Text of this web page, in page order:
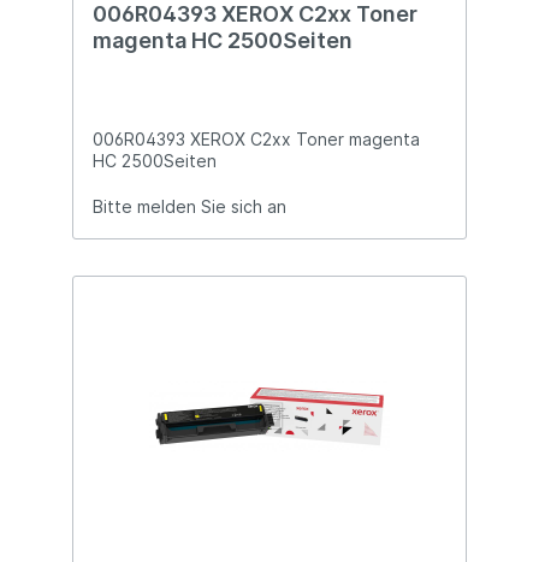
006R04393 XEROX C2xx Toner
magenta HC 2500Seiten
006R04393 XEROX C2xx Toner magenta
HC 2500Seiten
Bitte melden Sie sich an